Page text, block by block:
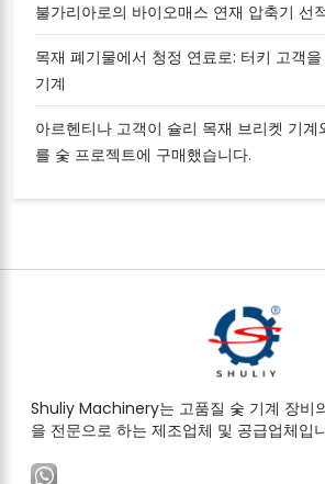
불가리아로의 바이오매스 연재 압축기 선
목재 폐기물에서 청정 연료로: 터키 고객
기계
아르헨티나 고객이 슐리 목재 브리켓 기
를 숯 프로젝트에 구매했습니다.
Shuliy Machinery는 고품질 숯 기계 장비
을 전문으로 하는 제조업체 및 공급업체입